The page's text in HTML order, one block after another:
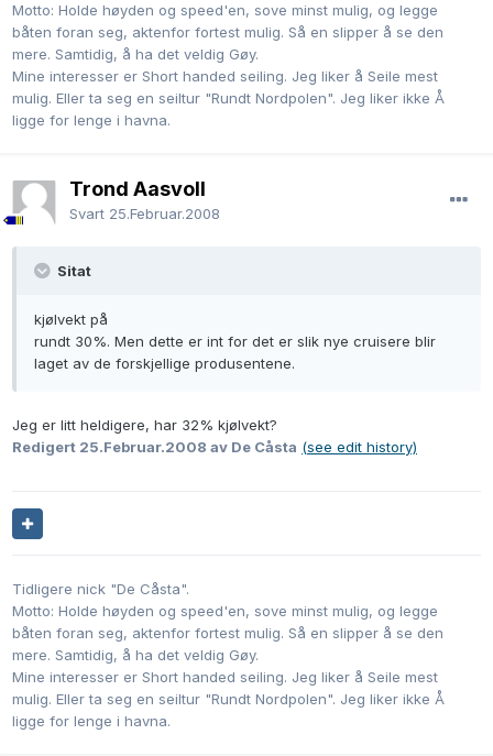
Motto: Holde høyden og speed'en, sove minst mulig, og legge
båten foran seg, aktenfor fortest mulig. Så en slipper å se den
mere. Samtidig, å ha det veldig Gøy.
Mine interesser er Short handed seiling. Jeg liker å Seile mest
mulig. Eller ta seg en seiltur "Rundt Nordpolen". Jeg liker ikke Å
ligge for lenge i havna.
Trond Aasvoll
Svart 25.Februar.2008
Sitat
kjølvekt på
rundt 30%. Men dette er int for det er slik nye cruisere blir
laget av de forskjellige produsentene.
Jeg er litt heldigere, har 32% kjølvekt?
Redigert 25.Februar.2008 av De Cåsta (see edit history)
Tidligere nick "De Cåsta".
Motto: Holde høyden og speed'en, sove minst mulig, og legge
båten foran seg, aktenfor fortest mulig. Så en slipper å se den
mere. Samtidig, å ha det veldig Gøy.
Mine interesser er Short handed seiling. Jeg liker å Seile mest
mulig. Eller ta seg en seiltur "Rundt Nordpolen". Jeg liker ikke Å
ligge for lenge i havna.